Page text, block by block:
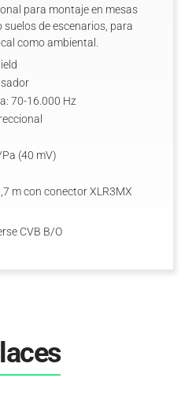
para montaje en mesas
de escenarios, para
como ambiental.
70-16.000 Hz
(40 mV)
m con conector XLR3MX
CVB B/O